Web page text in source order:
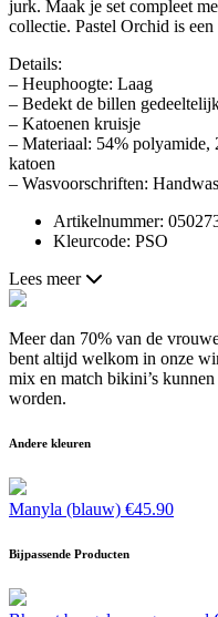
jurk. Maak je set compleet
collectie. Pastel Orchid is
Details:
– Heuphoogte: Laag
– Bedekt de billen
– Katoenen kruisje
– Materiaal: 54% polyamide,
katoen
– Wasvoorschriften:
Artikelnummer:
Kleurcode: PSO
Lees meer
Meer dan 70% van de
bent altijd welkom in onze
mix en match bikini’s
worden.
Andere kleuren
Manyla (blauw) €45.90
Bijpassende Producten